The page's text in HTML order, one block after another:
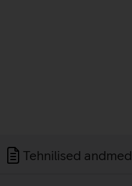
Tehnilised andmed